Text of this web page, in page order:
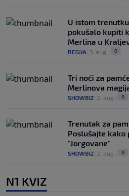
U istom
pokušalo kupiti
Merlina u
REGIJA 3. aug. 0
Tri noći za
Merlinova
SHOWBIZ 2. aug. 0
Trenutak za
Poslušajte kako
"Jorgovane"
SHOWBIZ 2. aug. 0
N1 KVIZ